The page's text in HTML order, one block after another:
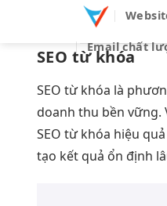
Email chất
SEO từ khóa
SEO từ khóa là
doanh thu bền
SEO từ khóa hiệu
tạo kết quả ổn định